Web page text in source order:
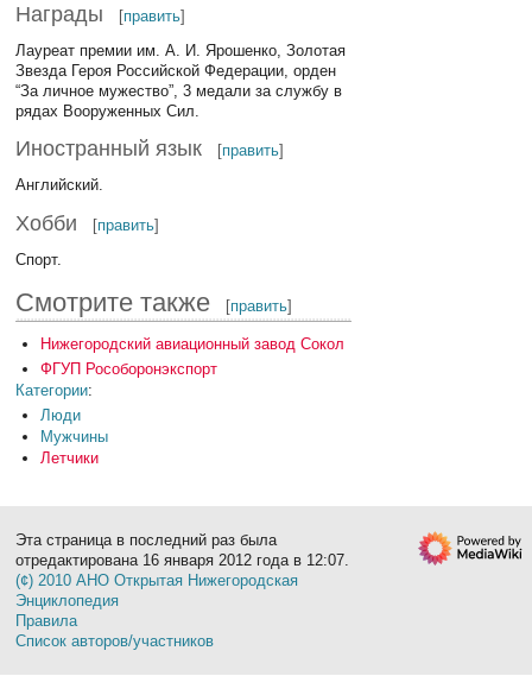
Награды [править]
Лауреат премии им. А. И. Ярошенко, Золотая
Звезда Героя Российской Федерации, орден
“За личное мужество”, 3 медали за службу в
рядах Вооруженных Сил.
Иностранный язык [править]
Английский.
Хобби [править]
Спорт.
Смотрите также [править]
Нижегородский авиационный завод Сокол
ФГУП Рособоронэкспорт
Категории:
Люди
Мужчины
Летчики
Эта страница в последний раз была
отредактирована 16 января 2012 года в 12:07.
(¢) 2010 АНО Открытая Нижегородская
Энциклопедия
Правила
Список авторов/участников